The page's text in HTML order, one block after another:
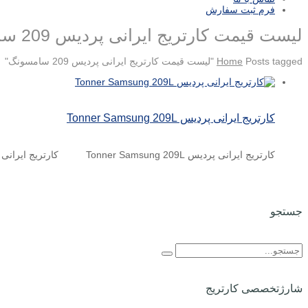
فرم ثبت سفارش
لیست قیمت کارتریج ایرانی پردیس 209 سامسونگ
Home Posts tagged "لیست قیمت کارتریج ایرانی پردیس 209 سامسونگ"
کارتریج ایرانی پردیس Tonner Samsung 209L
کارتریج ایرانی پردیس Tonner Samsung 209L کارتریج ایرانی لیزری پردیس Tonner Samsung 209L شرکت پردیس چاپگر باران با ...
جستجو
شارژتخصصی کارتریج